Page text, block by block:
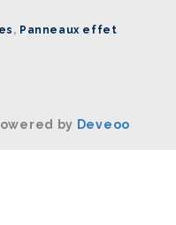
, Panneaux effet
by Deveoo